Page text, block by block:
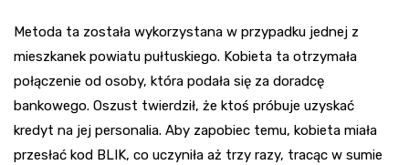
Metoda ta została wykorzystana w przypadku jednej z
mieszkanek powiatu pułtuskiego. Kobieta ta otrzymała
połączenie od osoby, która podała się za doradcę
bankowego. Oszust twierdził, że ktoś próbuje uzyskać
kredyt na jej personalia. Aby zapobiec temu, kobieta miała
przesłać kod BLIK, co uczyniła aż trzy razy, tracąc w sumie